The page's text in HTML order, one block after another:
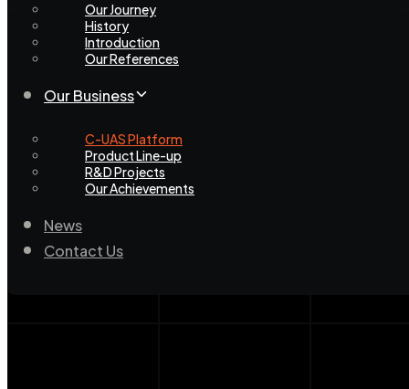
Our Journey
History
Introduction
Our References
Our Business
C-UAS Platform
Product Line-up
R&D Projects
Our Achievements
News
Contact Us